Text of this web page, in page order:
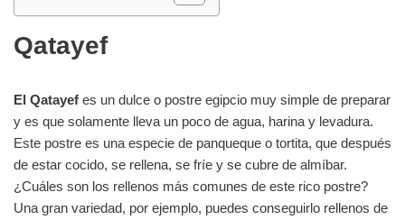
Qatayef
El Qatayef es un dulce o postre egipcio muy simple de preparar
y es que solamente lleva un poco de agua, harina y levadura.
Este postre es una especie de panqueque o tortita, que después
de estar cocido, se rellena, se fríe y se cubre de almíbar.
¿Cuáles son los rellenos más comunes de este rico postre?
Una gran variedad, por ejemplo, puedes conseguirlo rellenos de